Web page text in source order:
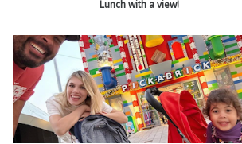
Lunch with a view!